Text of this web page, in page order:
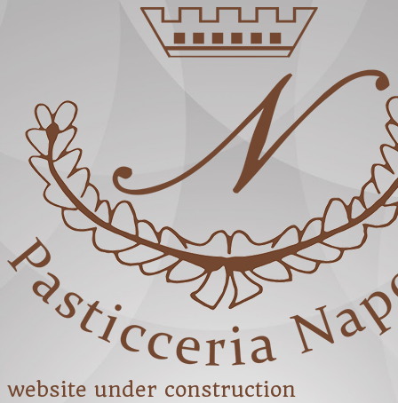
website under construction